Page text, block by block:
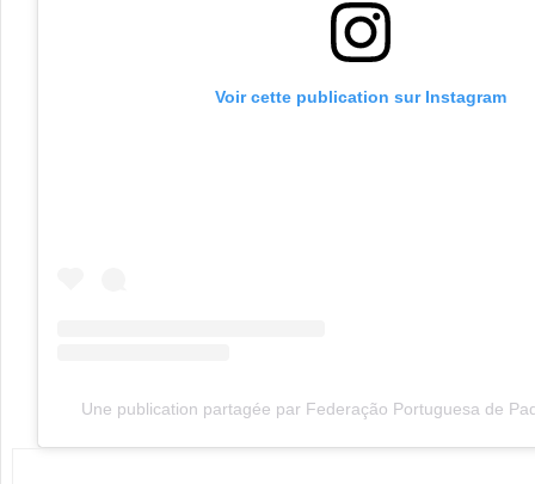
Voir cette publication sur Instagram
Une publication partagée par Federação Portuguesa de